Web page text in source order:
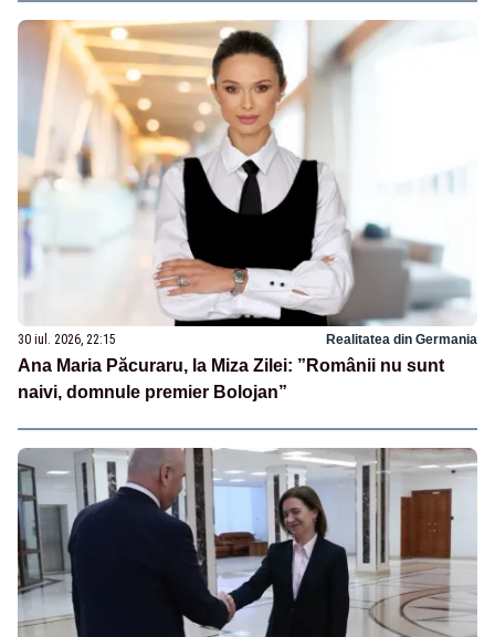
30 iul. 2026, 22:15 Realitatea din Germania
Ana Maria Păcuraru, la Miza Zilei: ”Românii nu sunt
naivi, domnule premier Bolojan”